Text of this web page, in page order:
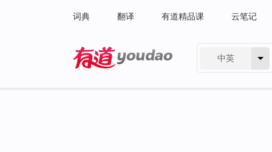
词典 翻译 有道精品课 云笔记
中英